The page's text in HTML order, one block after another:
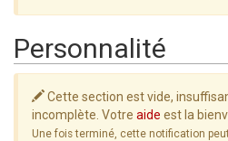
Personnalité
Cette section est vide,
incomplète. Votre aide est la
Une fois terminé, cette notification